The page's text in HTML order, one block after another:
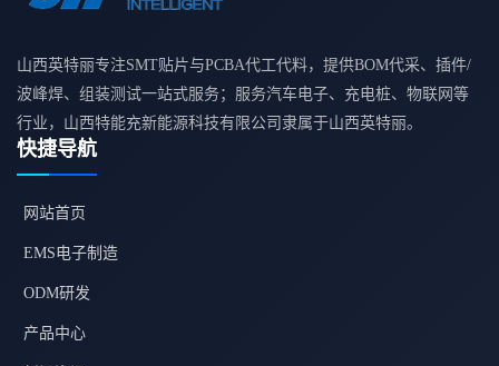
山西英特丽专注SMT贴片与PCBA代工代料，提供BOM代采、插件/
波峰焊、组装测试一站式服务；服务汽车电子、充电桩、物联网等
行业，山西特能充新能源科技有限公司隶属于山西英特丽。
快捷导航
网站首页
EMS电子制造
ODM研发
产品中心